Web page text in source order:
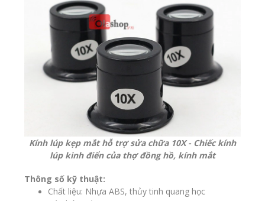
Kính lúpkẹp mắt hỗ trợ sửa chữa 10X - Chiếc kính
lúp kinh điển của thợ đồng hồ, kính mắt
Thông số kỹ thuật:
Chất liệu: Nhựa ABS, thủy tinh quang học